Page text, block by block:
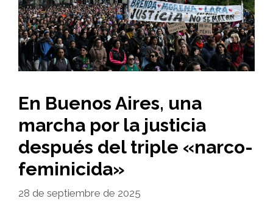
En Buenos Aires, una
marcha por la justicia
después del triple «narco-
feminicida»
28 de septiembre de 2025